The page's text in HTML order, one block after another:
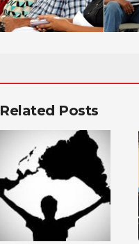
Related Posts